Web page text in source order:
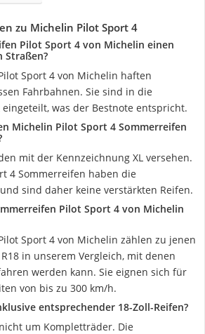
zu Michelin Pilot Sport 4
Pilot Sport 4 von Michelin einen
Straßen?
Sport 4 von Michelin haften
Fahrbahnen. Sie sind in die
eingeteilt, was der Bestnote entspricht.
Michelin Pilot Sport 4 Sommerreifen
mit der Kennzeichnung XL versehen.
4 Sommerreifen haben die
sind daher keine verstärkten Reifen.
Pilot Sport 4 von Michelin
Sport 4 von Michelin zählen zu jenen
in unserem Vergleich, mit denen
werden kann. Sie eignen sich für
von bis zu 300 km/h.
entsprechender 18-Zoll-Reifen?
um Kompletträder. Die